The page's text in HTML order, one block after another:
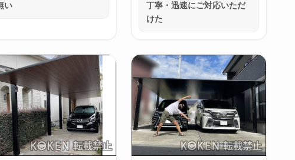
い
丁寧・迅速にご対応いただ
けた